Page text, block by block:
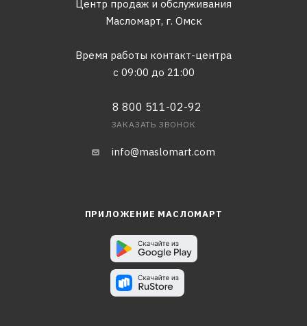
Центр продаж и обслуживания
Масломарт, г. Омск
Время работы контакт-центра
с 09:00 до 21:00
8 800 511-02-92
ЗАКАЗАТЬ ЗВОНОК
info@maslomart.com
ПРИЛОЖЕНИЕ МАСЛОМАРТ